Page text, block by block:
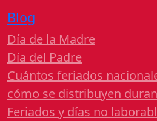
Blog
Día de la Madre
Día del Padre
Cuántos feriados
cómo se distribuyen
Feriados y días no